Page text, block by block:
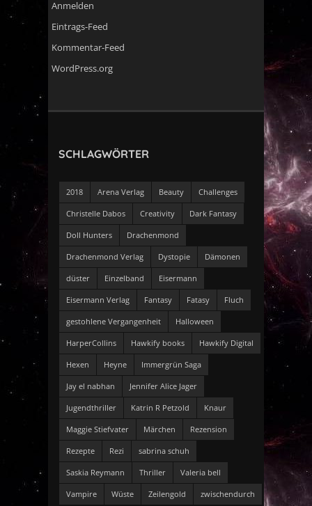
Anmelden
Eintrags-Feed
Kommentar-Feed
WordPress.org
SCHLAGWÖRTER
2018 Arena Verlag Beauty Challenges
Christelle Dabos Creativity Dark Fantasy
Doll Hunters Drachenmond
Drachenmond Verlag Dystopie Dämonen
düster Einzelband Eisermann
Eisermann Verlag Fantasy Fatasy Fluch
gestohlene Vergangenheit Halloween
HarperCollins Hawkify books Hawkify Digital
Hexen Heyne Immergrün Saga
Jay el nabhan Jennifer Alice Jager
Jugendthriller Katrin R Petzold Knaur
Maggie Stiefvater Märchen Rezension
Rezepte Rezi sabrina schuh
Saskia Reymann Thriller Valeria bell
Vampire Wüste Zeilengold zwischendurch